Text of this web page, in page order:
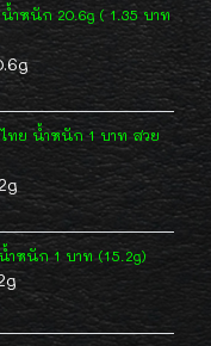
ำหนัก 20.6g ( 1.35 บาท
ทย น้ำหนัก 1 บาท สวย
ำหนัก 1 บาท (15.2g)